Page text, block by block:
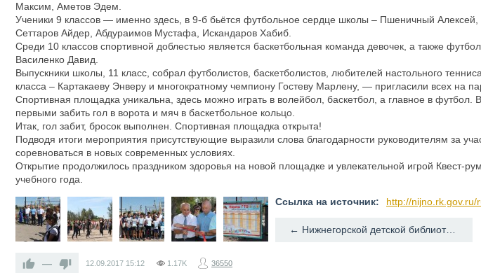
Максим, Аметов Эдем.
Ученики 9 классов — именно здесь, в 9-б бьётся футбольное сердце школы – Пшеничный
Сеттаров Айдер, Абдураимов Мустафа, Искандаров Хабиб.
Среди 10 классов спортивной доблестью является баскетбольная команда девочек, а также
Василенко Давид.
Выпускники школы, 11 класс, собрал футболистов, баскетболистов, любителей настольного
класса – Картакаеву Энверу и многократному чемпиону Гостеву Марлену, — пригласили всех на
Спортивная площадка уникальна, здесь можно играть в волейбол, баскетбол, а главное в футбол.
первыми забить гол в ворота и мяч в баскетбольное кольцо.
Итак, гол забит, бросок выполнен. Спортивная площадка открыта!
Подводя итоги мероприятия присутствующие выразили слова благодарности руководителям за
соревноваться в новых современных условиях.
Открытие продолжилось праздником здоровья на новой площадке и увлекательной игрой Квест-
учебного года.
Ссылка на источник:
http://nijno.rk.gov.ru/
← Нижнегорской детской библиотеке 65!
— 12.09.2017 15:12 1.17K 36550